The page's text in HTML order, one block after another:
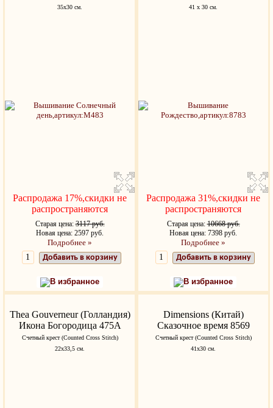
35x30 см.
Распродажа 17%,скидки не
распространяются
Старая цена:3117 руб.
Новая цена: 2597 руб.
Подробнее »
Добавить в корзину
В избранное
41 х 30 см.
Распродажа 31%,скидки не
распространяются
Старая цена:10668 руб.
Новая цена: 7398 руб.
Подробнее »
Добавить в корзину
В избранное
Thea Gouverneur (Голландия)
Икона Богородица 475A
Счетный крест (Counted Cross Stitch)
22х33,5 см.
Dimensions (Китай)
Сказочное время 8569
Счетный крест (Counted Cross Stitch)
41х30 см.